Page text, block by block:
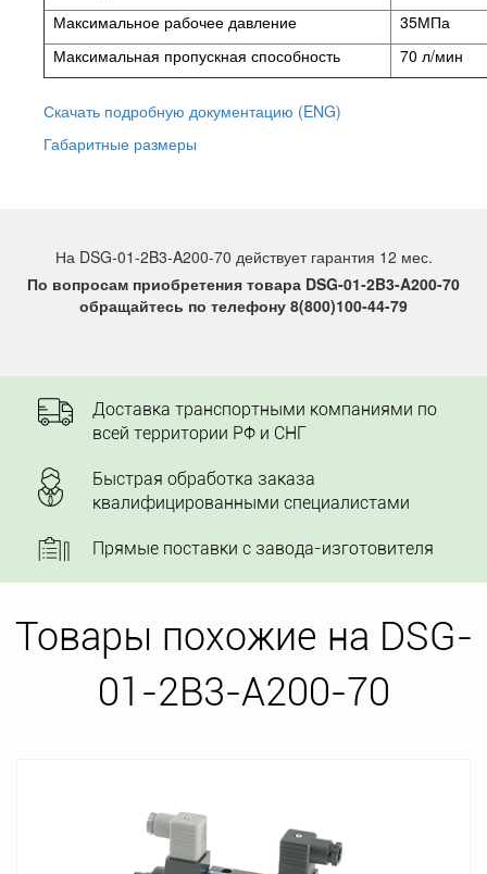
Максимальное рабочее давление
35МПа
Максимальная пропускная способность
70 л/мин
Скачать подробную документацию (ENG)
Габаритные размеры
На DSG-01-2B3-A200-70 действует гарантия 12 мес.
По вопросам приобретения товара DSG-01-2B3-A200-70
обращайтесь по телефону 8(800)100-44-79
Доставка транспортными компаниями по
всей территории РФ и СНГ
Быстрая обработка заказа
квалифицированными специалистами
Прямые поставки с завода-изготовителя
Товары похожие на DSG-
01-2B3-A200-70